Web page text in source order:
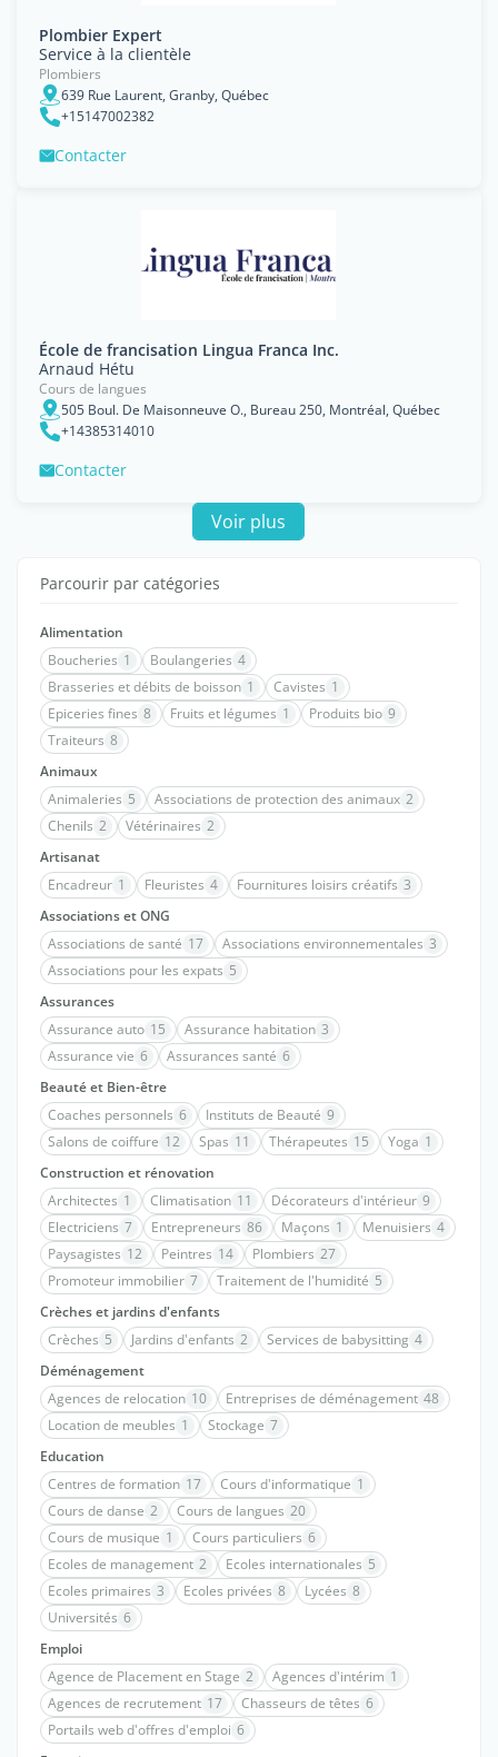
Plombier Expert
Service à la clientèle
Plombiers
639 Rue Laurent, Granby, Québec
+15147002382
Contacter
École de francisation Lingua Franca Inc.
Arnaud Hétu
Cours de langues
505 Boul. De Maisonneuve O., Bureau 250, Montréal, Québec
+14385314010
Contacter
Voir plus
Parcourir par catégories
Alimentation
Boucheries 1 Boulangeries 4
Brasseries et débits de boisson 1 Cavistes 1
Epiceries fines 8 Fruits et légumes 1 Produits bio 9
Traiteurs 8
Animaux
Animaleries 5 Associations de protection des animaux 2
Chenils 2 Vétérinaires 2
Artisanat
Encadreur 1 Fleuristes 4 Fournitures loisirs créatifs 3
Associations et ONG
Associations de santé 17 Associations environnementales 3
Associations pour les expats 5
Assurances
Assurance auto 15 Assurance habitation 3
Assurance vie 6 Assurances santé 6
Beauté et Bien-être
Coaches personnels 6 Instituts de Beauté 9
Salons de coiffure 12 Spas 11 Thérapeutes 15 Yoga 1
Construction et rénovation
Architectes 1 Climatisation 11 Décorateurs d'intérieur 9
Electriciens 7 Entrepreneurs 86 Maçons 1 Menuisiers 4
Paysagistes 12 Peintres 14 Plombiers 27
Promoteur immobilier 7 Traitement de l'humidité 5
Crèches et jardins d'enfants
Crèches 5 Jardins d'enfants 2 Services de babysitting 4
Déménagement
Agences de relocation 10 Entreprises de déménagement 48
Location de meubles 1 Stockage 7
Education
Centres de formation 17 Cours d'informatique 1
Cours de danse 2 Cours de langues 20
Cours de musique 1 Cours particuliers 6
Ecoles de management 2 Ecoles internationales 5
Ecoles primaires 3 Ecoles privées 8 Lycées 8
Universités 6
Emploi
Agence de Placement en Stage 2 Agences d'intérim 1
Agences de recrutement 17 Chasseurs de têtes 6
Portails web d'offres d'emploi 6